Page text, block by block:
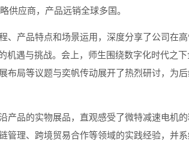
供应商，产品远销全球多国。
、产品特点和场景运用，深度分享了公司在
机遇与挑战。会上，师生围绕数字化时代之
布局等议题与奕帆传动展开了热烈研讨，为
产品的实物展品，直观感受了微特减速电机
管理、跨境贸易合作等领域的实践经验，并